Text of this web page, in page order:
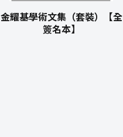
金耀基學術文集（套裝）【全
簽名本】